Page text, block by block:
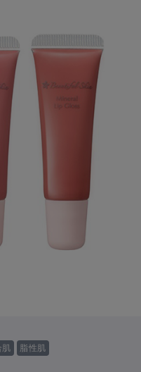
肌
脂性肌